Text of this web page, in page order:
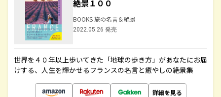
絶景１００
BOOKS 旅の名言＆絶景
2022.05.26 発売
世界を４０年以上歩いてきた「地球の歩き方」があなたにお届
けする、人生を輝かせるフランスの名言と癒やしの絶景集
詳細を見る